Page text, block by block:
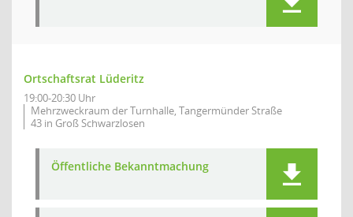
Ortschaftsrat Lüderitz
19:00-20:30 Uhr
Mehrzweckraum der Turnhalle, Tangermünder Straße
43 in Groß Schwarzlosen
Öffentliche Bekanntmachung